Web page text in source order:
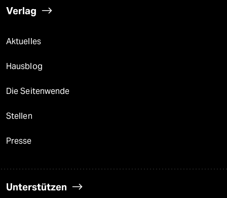
Verlag
Aktuelles
Hausblog
Die Seitenwende
Stellen
Presse
Unterstützen